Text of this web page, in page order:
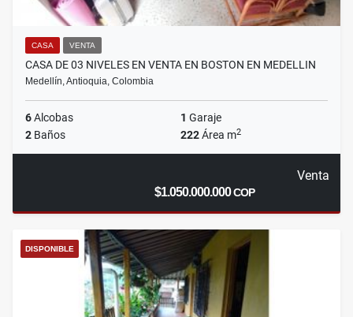
CASA VENTA
CASA DE 03 NIVELES EN VENTA EN BOSTON EN MEDELLIN
Medellín, Antioquia, Colombia
6Alcobas 1 Garaje
2 Baños 222Área m2
Venta
$1.050.000.000COP
DISPONIBLE